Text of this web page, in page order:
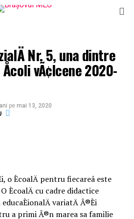
Nr. 5, una dintre
vÃ¢lcene 2020-
pe mai 13, 2020
o ÈcoalÄ pentru fiecareâ este
ÈcoalÄ cu cadre didactice
variatÄ Ã®Èi
a primi Ã®n marea sa familie